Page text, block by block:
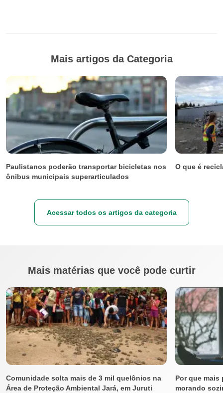
Mais artigos da Categoria
Paulistanos poderão transportar bicicletas nos
ônibus municipais superarticulados
O que é
Acessar todos os artigos da categoria
Mais matérias que você pode curtir
Comunidade solta mais de 3 mil quelônios na
Área de Proteção Ambiental Jará, em Juruti
Por que mais
morando